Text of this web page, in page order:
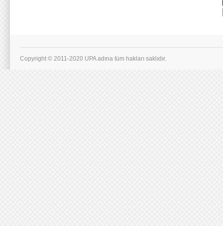
Copyright © 2011-2020 UPA adına tüm hakları saklıdır.